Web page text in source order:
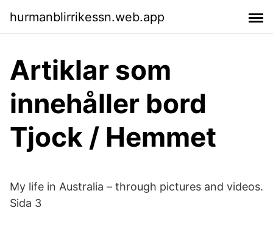
hurmanblirrikessn.web.app
Artiklar som
innehåller bord
Tjock / Hemmet
My life in Australia – through pictures and videos.
Sida 3